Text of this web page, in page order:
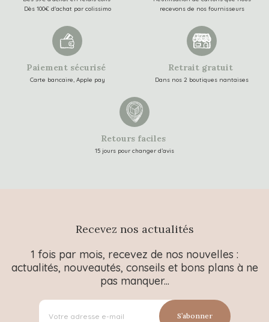
Dès 100€ d'achat par colissimo
recevons de nos fournisseurs
Paiement sécurisé
Carte bancaire, Apple pay
Retrait gratuit
Dans nos 2 boutiques nantaises
Retours faciles
15 jours pour changer d’avis
Recevez nos actualités
1 fois par mois, recevez de nos nouvelles :
actualités, nouveautés, conseils et bons plans à ne
pas manquer...
S’abonner